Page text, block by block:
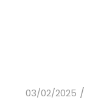
03/02/2025 /